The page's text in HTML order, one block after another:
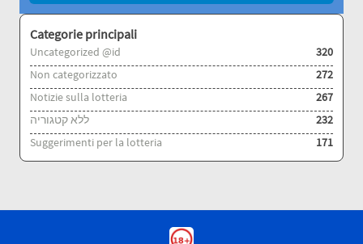
Categorie principali
Uncategorized @id
320
Non categorizzato
272
Notizie sulla lotteria
267
ללא קטגוריה
232
Suggerimenti per la lotteria
171